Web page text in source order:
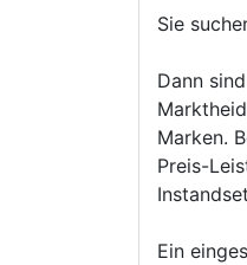
Sie
Dann
Marken.
Preis-
Ein